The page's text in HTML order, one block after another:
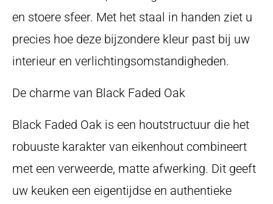
en stoere sfeer. Met het staal in handen ziet u
precies hoe deze bijzondere kleur past bij uw
interieur en verlichtingsomstandigheden.
De charme van Black Faded Oak
Black Faded Oak is een houtstructuur die het
robuuste karakter van eikenhout combineert
met een verweerde, matte afwerking. Dit geeft
uw keuken een eigentijdse en authentieke